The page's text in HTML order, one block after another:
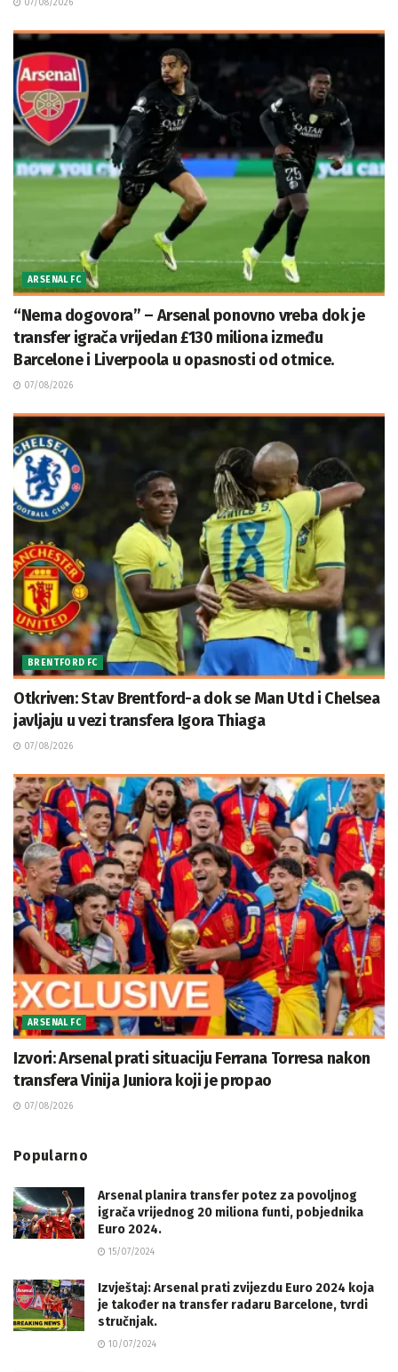
07/08/2026
ARSENAL FC
“Nema dogovora” – Arsenal ponovno vreba dok je
transfer igrača vrijedan £130 miliona između
Barcelone i Liverpoola u opasnosti od otmice.
07/08/2026
BRENTFORD FC
Otkriven: Stav Brentford-a dok se Man Utd i Chelsea
javljaju u vezi transfera Igora Thiaga
07/08/2026
ARSENAL FC
Izvori: Arsenal prati situaciju Ferrana Torresa nakon
transfera Vinija Juniora koji je propao
07/08/2026
Popularno
Arsenal planira transfer potez za povoljnog
igrača vrijednog 20 miliona funti, pobjednika
Euro 2024.
15/07/2024
Izvještaj: Arsenal prati zvijezdu Euro 2024 koja
je također na transfer radaru Barcelone, tvrdi
stručnjak.
10/07/2024